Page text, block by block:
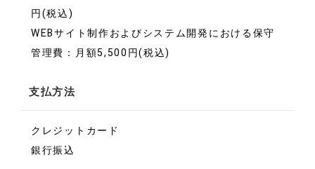
円(税込)
WEBサイト制作およびシステム開発における保守
管理費：月額5,500円(税込)
支払方法
クレジットカード
銀行振込